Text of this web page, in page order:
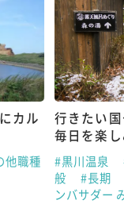
カル
他職種
行きたい
毎日を楽
#黒川温泉
般
#長期
ンバサダー